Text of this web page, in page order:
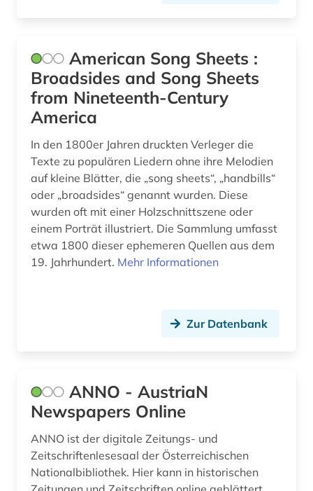
gender studies (1)
generative ki (1)
georg friedrich (1)
georg philipp (1)
germanistik (1)
gesamtausgabe (8)
geschichte (30)
geschichte 1000-1500 (1)
geschichte 1450-1800 (1)
geschichte 1488-1630 (1)
American Song Sheets :
Broadsides and Song Sheets
from Nineteenth-Century
America
In den 1800er Jahren druckten Verleger die
Texte zu populären Liedern ohne ihre Melodien
auf kleine Blätter, die „song sheets“, „handbills“
oder „broadsides“ genannt wurden. Diese
wurden oft mit einer Holzschnittszene oder
einem Porträt illustriert. Die Sammlung umfasst
etwa 1800 dieser ephemeren Quellen aus dem
19. Jahrhundert. Mehr Informationen
Zur Datenbank
ANNO - AustriaN
Newspapers Online
ANNO ist der digitale Zeitungs- und
Zeitschriftenlesesaal der Österreichischen
Nationalbibliothek. Hier kann in historischen